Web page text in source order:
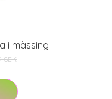
i mässing
SEK